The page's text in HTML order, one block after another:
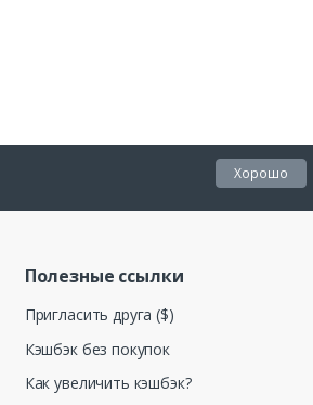
Хорошо
Полезные ссылки
Пригласить друга ($)
Кэшбэк без покупок
Как увеличить кэшбэк?